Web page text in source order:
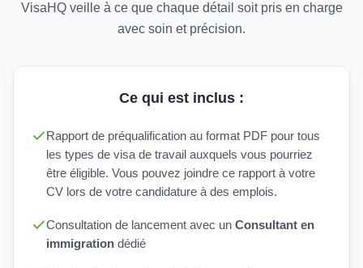
VisaHQ veille à ce que chaque détail soit pris en charge
avec soin et précision.
Ce qui est inclus :
Rapport de préqualification au format PDF pour tous
les types de visa de travail auxquels vous pourriez
être éligible. Vous pouvez joindre ce rapport à votre
CV lors de votre candidature à des emplois.
Consultation de lancement avec un Consultant en
immigration dédié